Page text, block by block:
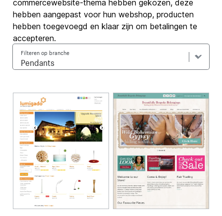
commercewebsite-thema hebben gekozen, deze
hebben aangepast voor hun webshop, producten
hebben toegevoegd en klaar zijn om betalingen te
accepteren.
Filteren op branche